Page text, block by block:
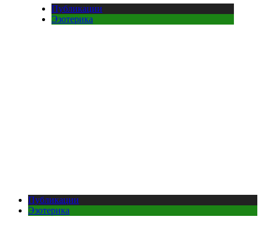
Публикации
Эзотерика
Публикации
Эзотерика